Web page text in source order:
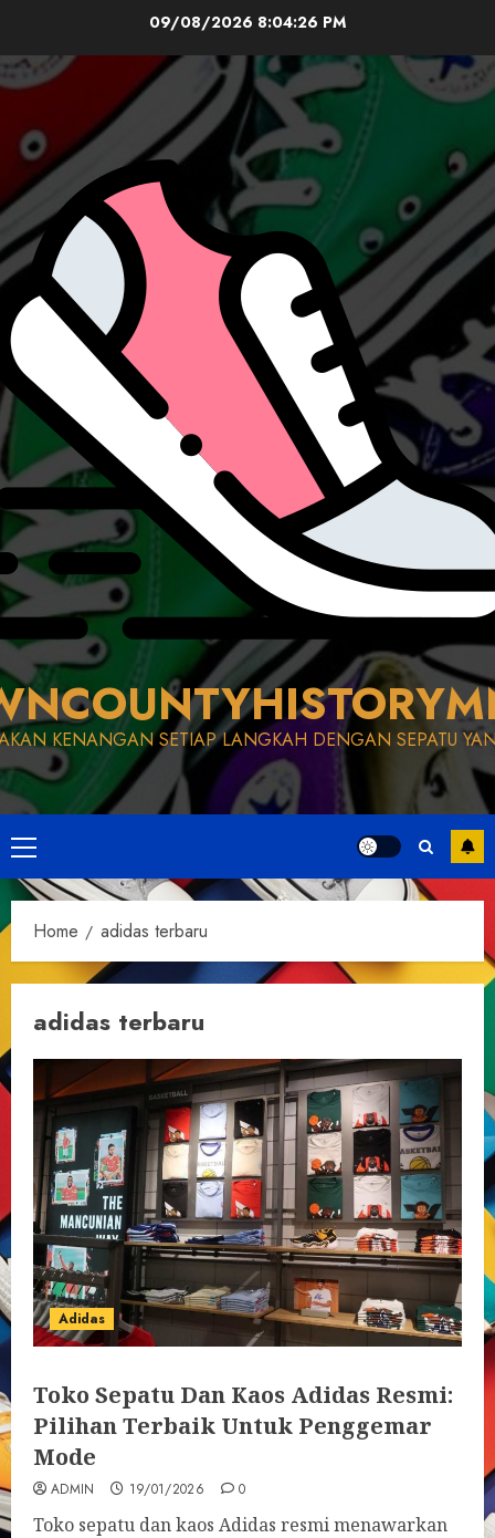
content
09/08/2026 8:04:28 PM
KENANGAN SETIAP LANGKAH DENGAN SEPATU
Primary
Menu
Home adidas terbaru
adidas terbaru
Adidas
Toko Sepatu Dan Kaos Adidas Resmi:
Pilihan Terbaik Untuk Penggemar
Mode
ADMIN 19/01/2026 0
Toko sepatu dan kaos Adidas resmi menawarkan